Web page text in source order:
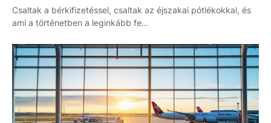
Csaltak a bérkifizetéssel, csaltak az éjszakai pótlékokkal, és
ami a történetben a leginkább fe…